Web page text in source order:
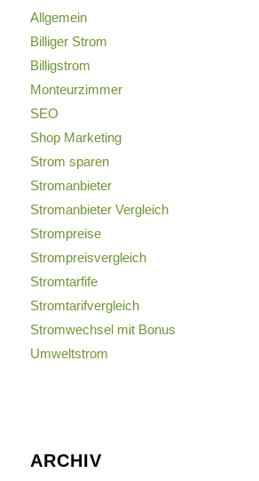
Allgemein
Billiger Strom
Billigstrom
Monteurzimmer
SEO
Shop Marketing
Strom sparen
Stromanbieter
Stromanbieter Vergleich
Strompreise
Strompreisvergleich
Stromtarfife
Stromtarifvergleich
Stromwechsel mit Bonus
Umweltstrom
ARCHIV